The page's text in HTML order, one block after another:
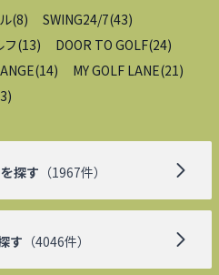
(8) SWING24/7(43)
フ(13) DOOR TO GOLF(24)
(14) MY GOLF LANE(21)
)
を探す （1967件）
す （4046件）